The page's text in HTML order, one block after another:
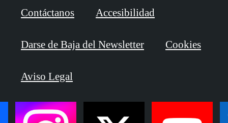
Contáctanos Accesibilidad
Darse de Baja del Newsletter Cookies
Aviso Legal